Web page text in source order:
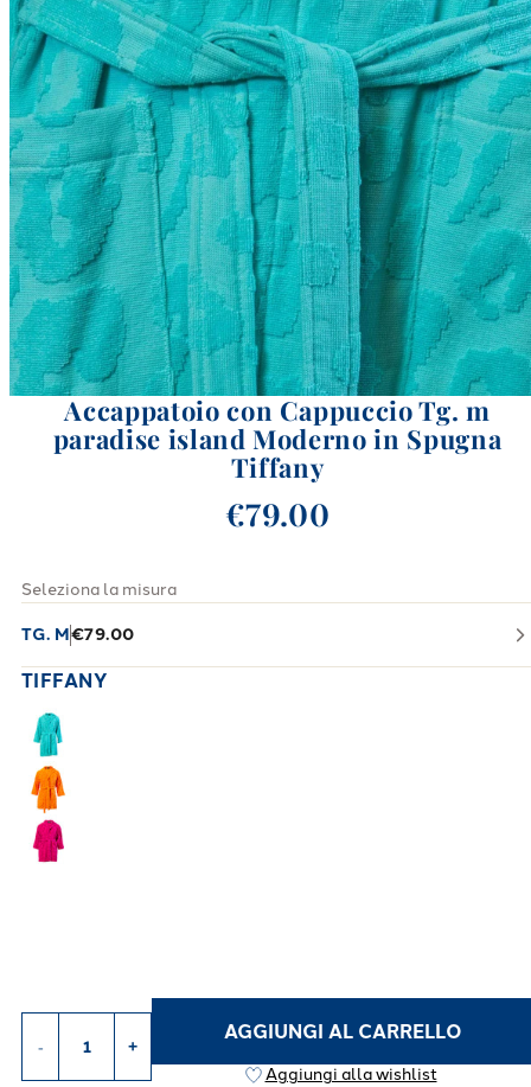
Accappatoio con Cappuccio Tg. m
paradise island Moderno in Spugna
Tiffany
€79.00
Seleziona la misura
TG. M€79.00
TIFFANY
- +
AGGIUNGI AL CARRELLO
Aggiungi alla wishlist